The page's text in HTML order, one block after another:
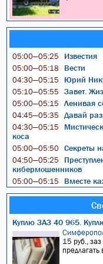
05:00—05:25 Известия
05:00—05:18 Вести
04:30—05:15 Юрий
05:10—05:55 Завет.
05:00—05:15 Ленивая
04:45—05:35 Давай
04:30—05:15
коса
05:00—05:50 Секреты
04:50—05:25
кибермошенников
05:00—05:15 Вместе
Куплю ЗАЗ 40 965.
15 руб.,